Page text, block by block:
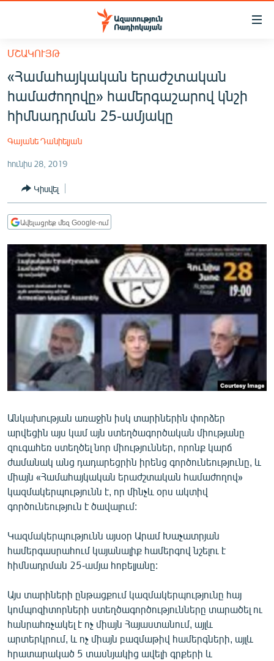
Մատչելիության
հիմնական
բովանդակությանը
Անցնել
հիմնական
մենյուին
ՔԱՂԱՔԱԿԱՆ
ՏՆՏԵՍՈՒԹՅՈՒՆ
ՂԱՐԱԲԱՂ
ՏԱՐԱԾԱՇՐՋԱՆ
ՄԻՋԱԶԳԱՅԻՆ
ՍՊՈՐՏ
ՄԵԿՆԱԲԱՆՈՒԹՅՈՒՆ
ՏՏ ԵՒ ԻՆՏԵՐՆԵՏ
ԱՐԽԻՎ
ՏԵՍԱՆՅՈՒԹԵՐ
ԲԱՆԱՎԵՃ
ՁԳՏԵԼՈՎ ԼԱՎԱԳՈՒՅՆԻՆ
ՓՈԴՔԱՍԹ
Հայերեն
English
ՀԵՏԵՎԵՔ ՄԵԶ
ՄՇԱԿՈՒՅԹ
«Համահայկական երաժշտական
համաժողովը» համերգաշարով կնշի
հիմնադրման 25-ամյակը
Գայանե Դանիելյան
հունիս 28, 2019
Կիսվել
Ավելացրեք մեզ Google-ում
Անկախության առաջին իսկ տարիներին փորձեր
արվեցին այս կամ այն ստեղծագործական միությանը
զուգահեռ ստեղծել նոր միություններ, որոնք կարճ
ժամանակ անց դադարեցրին իրենց գործունեությունը, և
միայն «Համահայկական երաժշտական համաժողով»
կազմակերպությունն է, որ մինչև օրս ակտիվ
գործունեություն է ծավալում:
Կազմակերպությունն այսօր Արամ Խաչատրյան
համերգասրահում կայանալիք համերգով նշելու է
հիմնադրման 25-ամյա հոբելյանը:
Այս տարիների ընթացքում կազմակերպությունը հայ
կոմպոզիտորների ստեղծագործությունները տարածել ու
հանրահռչակել է ոչ միայն Հայաստանում, այլև
արտերկրում, և ոչ միայն բազմաթիվ համերգների, այլև
հրատարակած 5 տասնյակից ավելի գրքերի և